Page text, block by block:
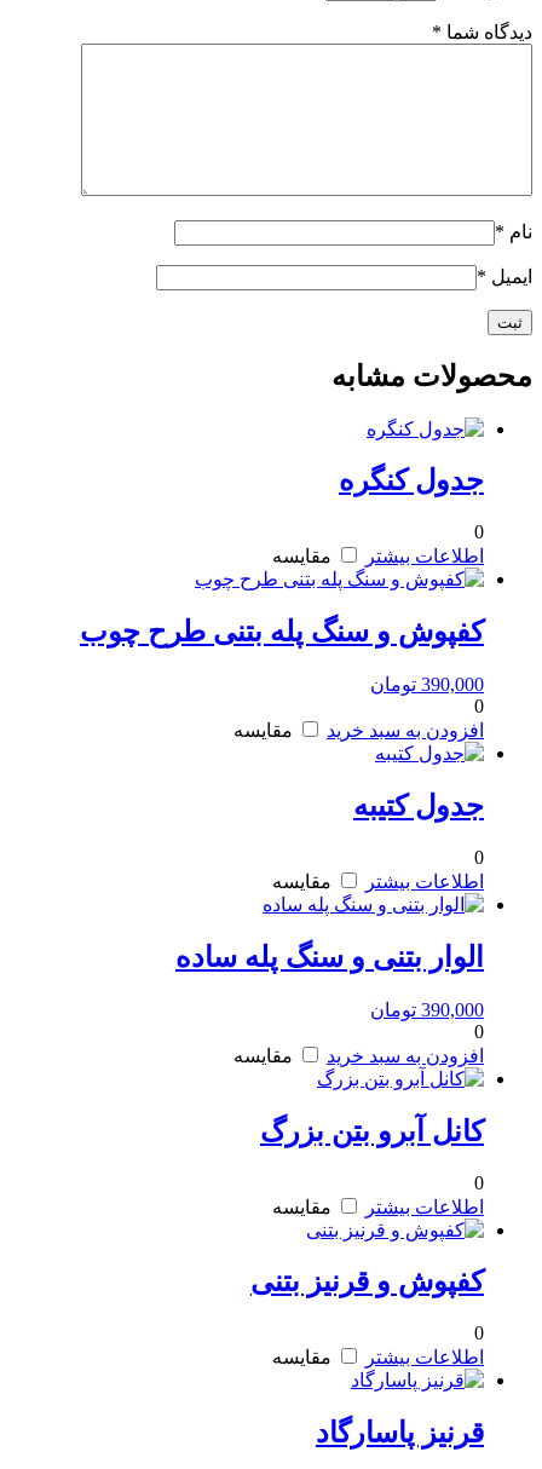
دیدگاه شما *
نام *
ایمیل *
محصولات مشابه
جدول کنگره
0
اطلاعات بیشتر
مقایسه
کفپوش و سنگ پله بتنی طرح چوب
390,000 تومان
0
افزودن به سبد خرید
مقایسه
جدول کتیبه
0
اطلاعات بیشتر
مقایسه
الوار بتنی و سنگ پله ساده
390,000 تومان
0
افزودن به سبد خرید
مقایسه
کانل آبرو بتن بزرگ
0
اطلاعات بیشتر
مقایسه
کفپوش و قرنیز بتنی
0
اطلاعات بیشتر
مقایسه
قرنیز پاسارگاد